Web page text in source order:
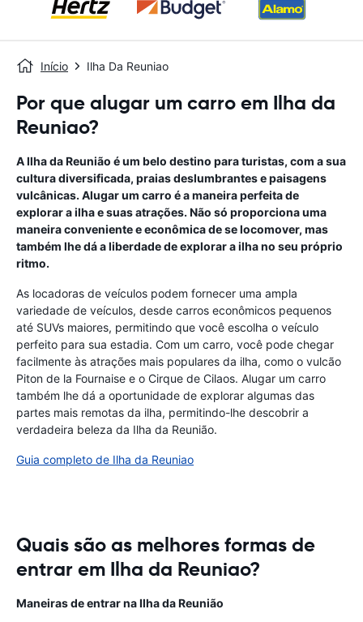
Início Ilha Da Reuniao
Por que alugar um carro em Ilha da
Reuniao?
A Ilha da Reunião é um belo destino para turistas, com a sua
cultura diversificada, praias deslumbrantes e paisagens
vulcânicas. Alugar um carro é a maneira perfeita de
explorar a ilha e suas atrações. Não só proporciona uma
maneira conveniente e econômica de se locomover, mas
também lhe dá a liberdade de explorar a ilha no seu próprio
ritmo.
As locadoras de veículos podem fornecer uma ampla
variedade de veículos, desde carros econômicos pequenos
até SUVs maiores, permitindo que você escolha o veículo
perfeito para sua estadia. Com um carro, você pode chegar
facilmente às atrações mais populares da ilha, como o vulcão
Piton de la Fournaise e o Cirque de Cilaos. Alugar um carro
também lhe dá a oportunidade de explorar algumas das
partes mais remotas da ilha, permitindo-lhe descobrir a
verdadeira beleza da Ilha da Reunião.
Guia completo de Ilha da Reuniao
Quais são as melhores formas de
entrar em Ilha da Reuniao?
Maneiras de entrar na Ilha da Reunião